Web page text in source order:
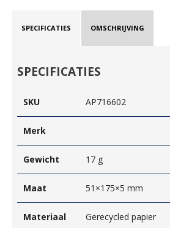
SPECIFICATIES OMSCHRIJVING
SPECIFICATIES
SKU AP716602
Merk
Gewicht 17 g
Maat 51×175×5 mm
Materiaal Gerecycled papier